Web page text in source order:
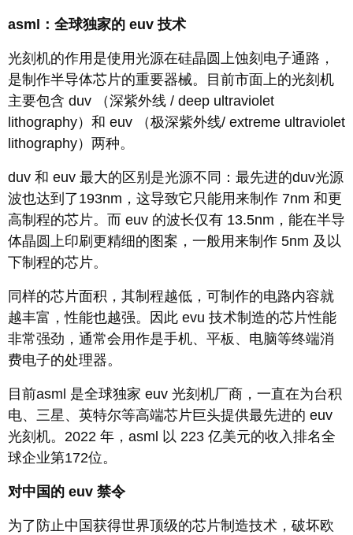
asml：全球独家的 euv 技术
光刻机的作用是使用光源在硅晶圆上蚀刻电子通路，
是制作半导体芯片的重要器械。目前市面上的光刻机
主要包含 duv （深紫外线 / deep ultraviolet
lithography）和 euv （极深紫外线/ extreme ultraviolet
lithography）两种。
duv 和 euv 最大的区别是光源不同：最先进的duv光源
波也达到了193nm，这导致它只能用来制作 7nm 和更
高制程的芯片。而 euv 的波长仅有 13.5nm，能在半导
体晶圆上印刷更精细的图案，一般用来制作 5nm 及以
下制程的芯片。
同样的芯片面积，其制程越低，可制作的电路内容就
越丰富，性能也越强。因此 evu 技术制造的芯片性能
非常强劲，通常会用作是手机、平板、电脑等终端消
费电子的处理器。
目前asml 是全球独家 euv 光刻机厂商，一直在为台积
电、三星、英特尔等高端芯片巨头提供最先进的 euv
光刻机。2022 年，asml 以 223 亿美元的收入排名全
球企业第172位。
对中国的 euv 禁令
为了防止中国获得世界顶级的芯片制造技术，破坏欧